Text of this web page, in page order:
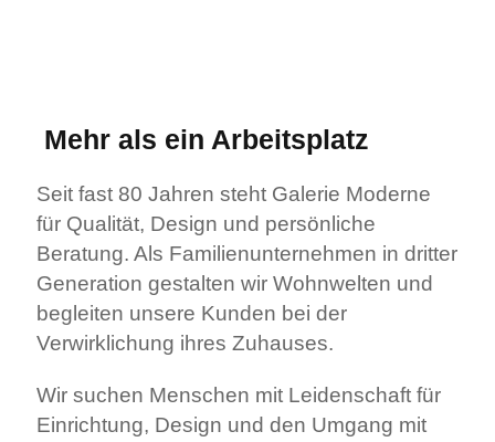
Mehr als ein Arbeitsplatz
Seit fast 80 Jahren steht Galerie Moderne
für Qualität, Design und persönliche
Beratung. Als Familienunternehmen in dritter
Generation gestalten wir Wohnwelten und
begleiten unsere Kunden bei der
Verwirklichung ihres Zuhauses.
Wir suchen Menschen mit Leidenschaft für
Einrichtung, Design und den Umgang mit